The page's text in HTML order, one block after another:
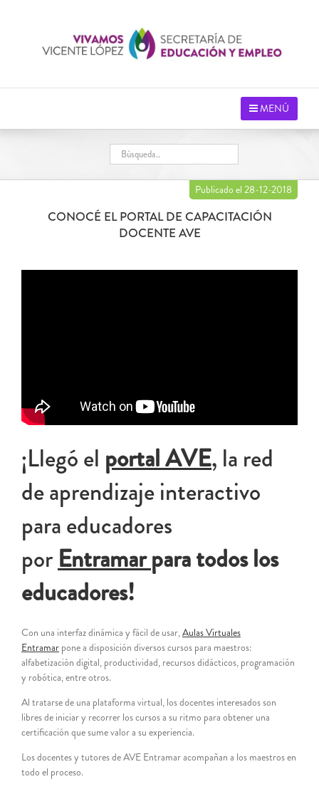
MENÚ
Publicado el 28-12-2018
CONOCÉ EL PORTAL DE CAPACITACIÓN
DOCENTE AVE
¡Llegó el portal AVE, la red
de aprendizaje interactivo
para educadores
porEntramarpara todos los
educadores!
Con una interfaz dinámica y fácil de usar,Aulas Virtuales
Entramarpone a disposición diversos cursos para maestros:
alfabetización digital, productividad, recursos didácticos, programación
y robótica, entre otros.
Al tratarse de una plataforma virtual, los docentes interesados son
libres de iniciar y recorrer los cursos a su ritmo para obtener una
certificación que sume valor a su experiencia.
Los docentes y tutores de AVE Entramar acompañan a los maestros en
todo el proceso.